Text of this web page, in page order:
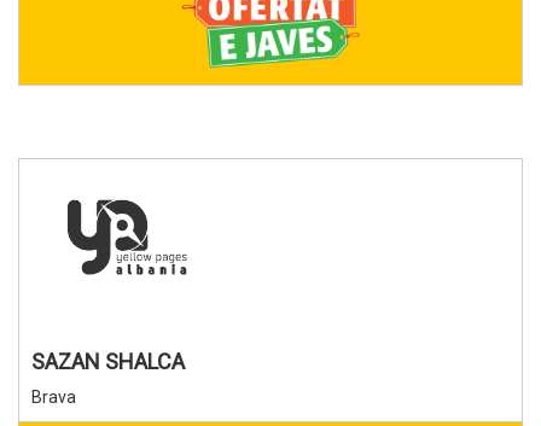
SAZAN SHALCA
Brava